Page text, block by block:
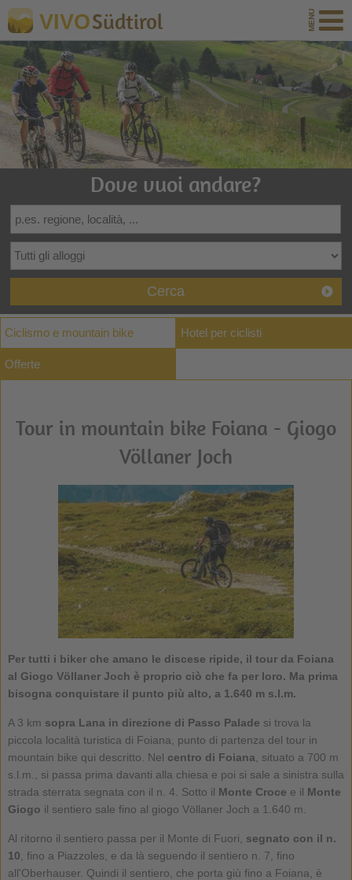
VIVOSüdtirol
Dove vuoi andare?
Cerca
Ciclismo e mountain bike Hotel per ciclisti
Offerte
Tour in mountain bike Foiana - Giogo
Völlaner Joch
Per tutti i biker che amano le discese ripide, il tour da Foiana
al Giogo Völlaner Joch è proprio ciò che fa per loro. Ma prima
bisogna conquistare il punto più alto, a 1.640 m s.l.m.
A 3 km sopra Lana in direzione di Passo Palade si trova la
piccola località turistica di Foiana, punto di partenza del tour in
mountain bike qui descritto. Nel centro di Foiana , situato a 700 m
s.l.m., si passa prima davanti alla chiesa e poi si sale a sinistra sulla
strada sterrata segnata con il n. 4. Sotto il Monte Croce e il Monte
Giogo il sentiero sale fino al giogo Völlaner Joch a 1.640 m.
Al ritorno il sentiero passa per il Monte di Fuori, segnato con il n.
10 , fino a Piazzoles, e da là seguendo il sentiero n. 7, fino
all'Oberhauser. Quindi il sentiero, che porta giù fino a Foiana, è